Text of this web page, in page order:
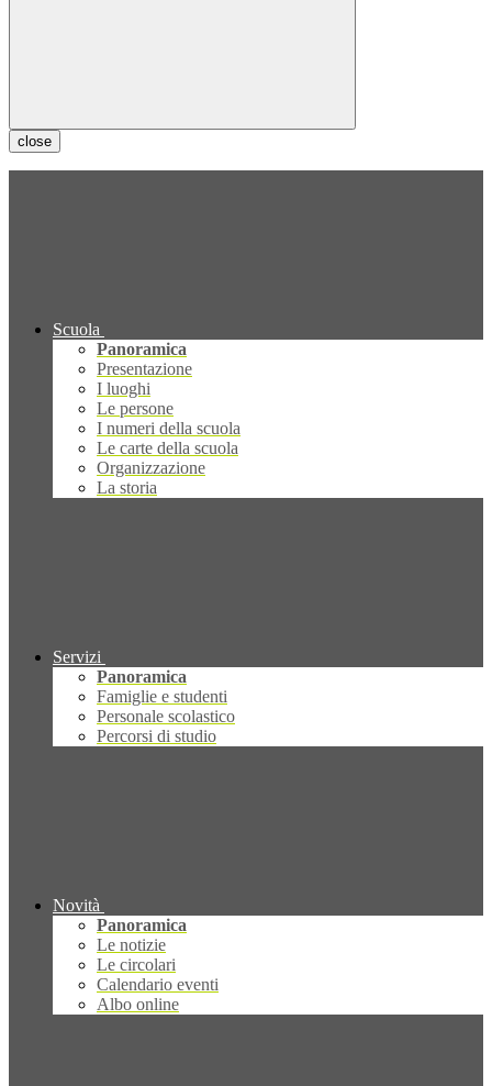
close
Scuola
Panoramica
Presentazione
I luoghi
Le persone
I numeri della scuola
Le carte della scuola
Organizzazione
La storia
Servizi
Panoramica
Famiglie e studenti
Personale scolastico
Percorsi di studio
Novità
Panoramica
Le notizie
Le circolari
Calendario eventi
Albo online